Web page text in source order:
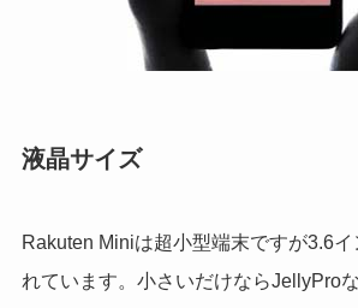
液晶サイズ
Rakuten Miniは超小型端末ですが3.6
れています。小さいだけならJellyPro